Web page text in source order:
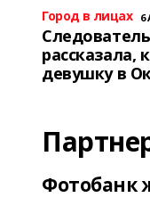
Город в лицах 6
рассказала,
девушку в
Фотобанк